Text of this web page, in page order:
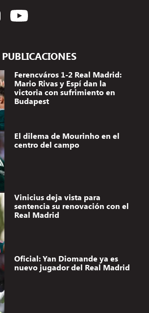
Ferencváros 1-2 Real Madrid:
Mario Rivas y Espí dan la
victoria con sufrimiento en
Budapest
El dilema de Mourinho en el
centro del campo
Vinicius deja vista para
sentencia su renovación con el
Real Madrid
Oficial: Yan Diomande ya es
nuevo jugador del Real Madrid